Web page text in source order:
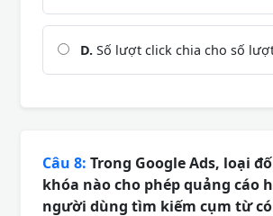
D. Số lượt click chia cho số
Câu 8: Trong Google Ads, loại
khóa nào cho phép quảng cáo
người dùng tìm kiếm cụm từ